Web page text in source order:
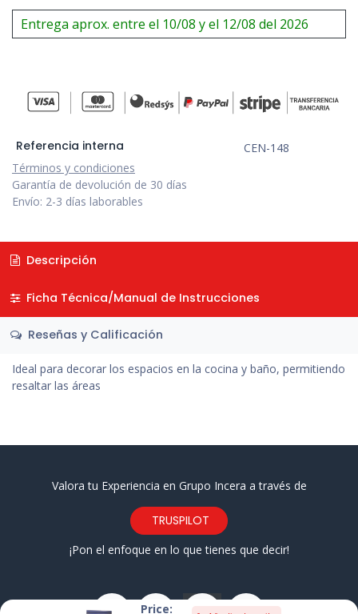
Price:
Entrega aprox. entre el 10/08 y el 12/08 del 2026
Referencia interna
CEN-148
Términos y condiciones
Garantía de devolución de 30 días
Envío: 2-3 días laborables
Descripción
Ficha Técnica/Manual de Instrucciones
Reseñas y Calificación
Ideal para decorar los espacios en la cocina y baño, permitiendo
resaltar las áreas
Valora tu Experiencia en Grupo Incera a través de
TRUSPILOT
¡Pon el enfoque en lo que tienes que decir!